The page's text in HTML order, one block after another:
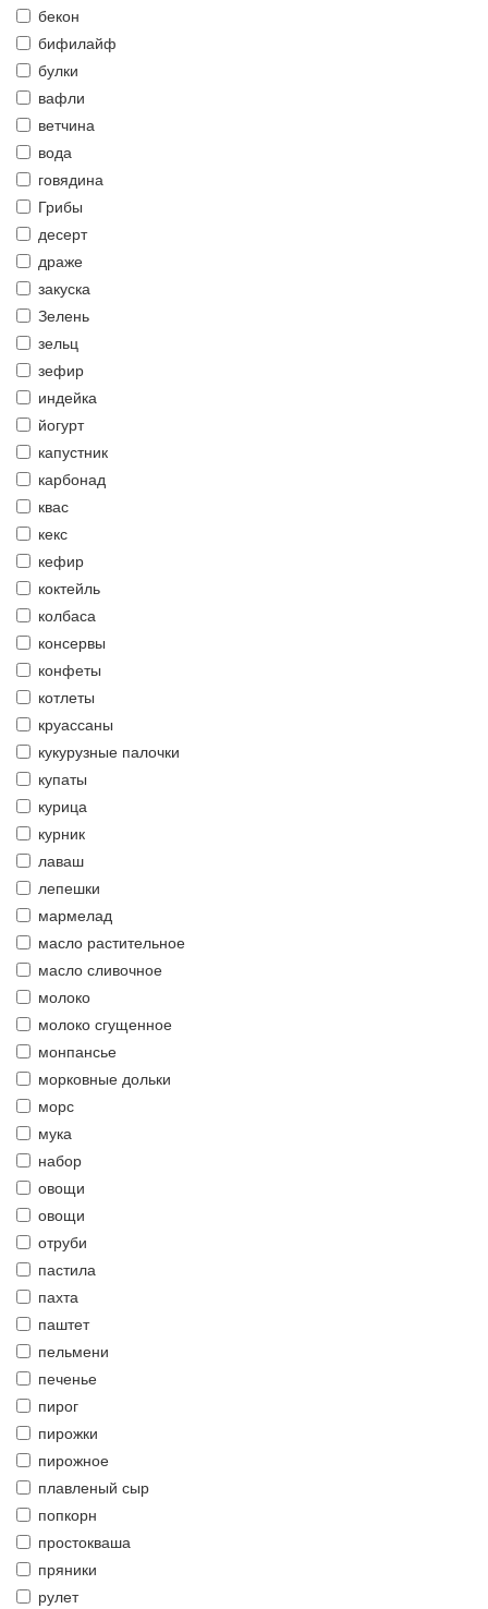
бекон
бифилайф
булки
вафли
ветчина
вода
говядина
Грибы
десерт
драже
закуска
Зелень
зельц
зефир
индейка
йогурт
капустник
карбонад
квас
кекс
кефир
коктейль
колбаса
консервы
конфеты
котлеты
круассаны
кукурузные палочки
купаты
курица
курник
лаваш
лепешки
мармелад
масло растительное
масло сливочное
молоко
молоко сгущенное
монпансье
морковные дольки
морс
мука
набор
овощи
овощи
отруби
пастила
пахта
паштет
пельмени
печенье
пирог
пирожки
пирожное
плавленый сыр
попкорн
простокваша
пряники
рулет